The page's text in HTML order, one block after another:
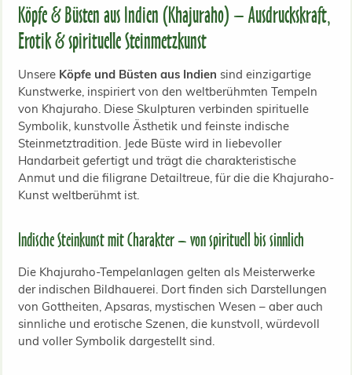
Köpfe & Büsten aus Indien (Khajuraho) – Ausdruckskraft,
Erotik & spirituelle Steinmetzkunst
Unsere Köpfe und Büsten aus Indien sind einzigartige
Kunstwerke, inspiriert von den weltberühmten Tempeln
von Khajuraho. Diese Skulpturen verbinden spirituelle
Symbolik, kunstvolle Ästhetik und feinste indische
Steinmetztradition. Jede Büste wird in liebevoller
Handarbeit gefertigt und trägt die charakteristische
Anmut und die filigrane Detailtreue, für die die Khajuraho-
Kunst weltberühmt ist.
Indische Steinkunst mit Charakter – von spirituell bis sinnlich
Die Khajuraho-Tempelanlagen gelten als Meisterwerke
der indischen Bildhauerei. Dort finden sich Darstellungen
von Gottheiten, Apsaras, mystischen Wesen – aber auch
sinnliche und erotische Szenen, die kunstvoll, würdevoll
und voller Symbolik dargestellt sind.